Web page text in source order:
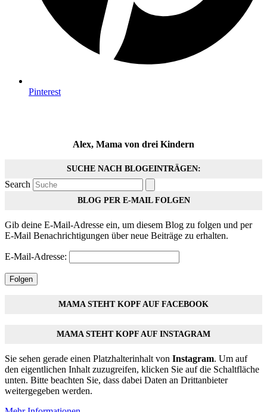
Pinterest
Alex, Mama von drei Kindern
SUCHE NACH BLOGEINTRÄGEN:
Search
BLOG PER E-MAIL FOLGEN
Gib deine E-Mail-Adresse ein, um diesem Blog zu folgen und per
E-Mail Benachrichtigungen über neue Beiträge zu erhalten.
E-Mail-Adresse:
Folgen
MAMA STEHT KOPF AUF FACEBOOK
MAMA STEHT KOPF AUF INSTAGRAM
Sie sehen gerade einen Platzhalterinhalt von Instagram. Um auf
den eigentlichen Inhalt zuzugreifen, klicken Sie auf die Schaltfläche
unten. Bitte beachten Sie, dass dabei Daten an Drittanbieter
weitergegeben werden.